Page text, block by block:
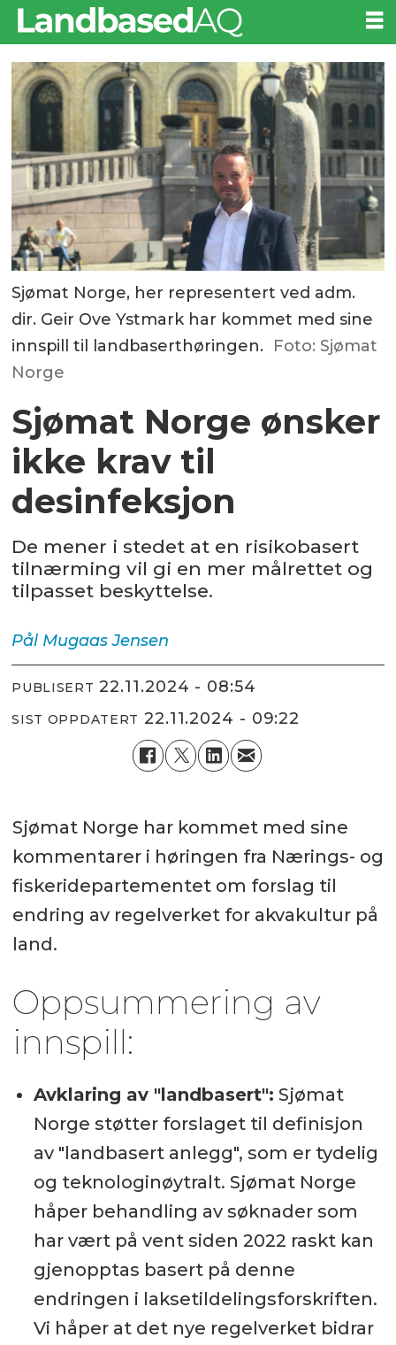
Sjømat Norge, her representert ved adm.
dir. Geir Ove Ystmark har kommet med sine
innspill til landbaserthøringen. Foto: Sjømat
Norge
Sjømat Norge ønsker
ikke krav til
desinfeksjon
De mener i stedet at en risikobasert
tilnærming vil gi en mer målrettet og
tilpasset beskyttelse.
Pål Mugaas Jensen
PUBLISERT 22.11.2024 - 08:54
SIST OPPDATERT 22.11.2024 - 09:22
Sjømat Norge har kommet med sine
kommentarer i høringen fra Nærings- og
fiskeridepartementet om forslag til
endring av regelverket for akvakultur på
land.
Oppsummering av
innspill:
Avklaring av "landbasert": Sjømat
Norge støtter forslaget til definisjon
av "landbasert anlegg", som er tydelig
og teknologinøytralt. Sjømat Norge
håper behandling av søknader som
har vært på vent siden 2022 raskt kan
gjenopptas basert på denne
endringen i laksetildelingsforskriften.
Vi håper at det nye regelverket bidrar